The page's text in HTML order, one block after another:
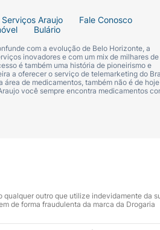
Serviços Araujo
Fale Conosco
Bulário
com a evolução de Belo Horizonte, a
inovadores e com um mix de milhares de
é também uma história de pioneirismo e
a oferecer o serviço de telemarketing do
área de medicamentos, também não é de hoje
você sempre encontra medicamentos
qualquer outro que utilize indevidamente da
de forma fraudulenta da marca da Drogaria